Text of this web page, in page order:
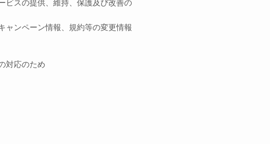
ビスの提供、維持、保護及び改善の
ャンペーン情報、規約等の変更情報
対応のため